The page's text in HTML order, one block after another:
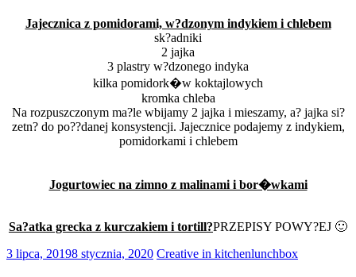
Jajecznica z pomidorami, w?dzonym indykiem i chlebem
sk?adniki
2 jajka
3 plastry w?dzonego indyka
kilka pomidork�w koktajlowych
kromka chleba
Na rozpuszczonym ma?le wbijamy 2 jajka i mieszamy, a? jajka si?
zetn? do po??danej konsystencji. Jajecznice podajemy z indykiem,
pomidorkami i chlebem
Jogurtowiec na zimno z malinami i bor�wkami
Sa?atka grecka z kurczakiem i tortill?PRZEPISY POWY?EJ 🙂
3 lipca, 20198 stycznia, 2020 Creative in kitchenlunchbox